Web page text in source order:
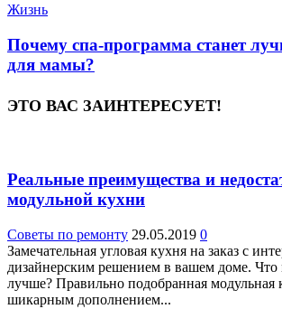
Жизнь
Почему спа-программа станет
для мамы?
ЭТО ВАС ЗАИНТЕРЕСУЕТ!
Реальные преимущества и
модульной кухни
Советы по ремонту 29.05.2019 0
Замечательная угловая кухня на заказ с
дизайнерским решением в вашем доме.
лучше? Правильно подобранная модульная
шикарным дополнением...